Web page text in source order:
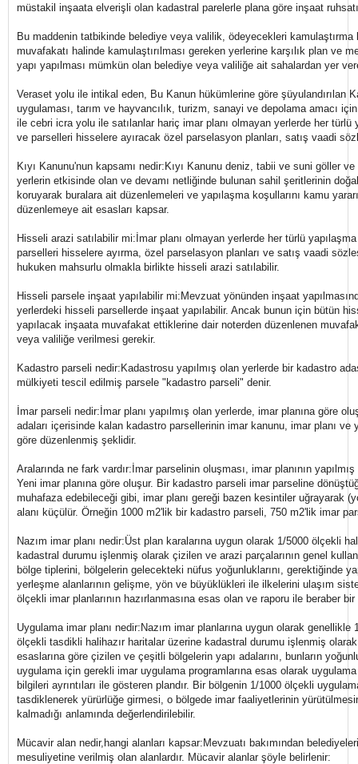
müstakil inşaata elverişli olan kadastral parelerle plana göre inşaat
Bu maddenin tatbikinde belediye veya valilik, ödeyecekleri kamulaştırma
muvafakatı halinde kamulaştırılması gereken yerlerine karşılık plan ve
yapı yapılması mümkün olan belediye veya valiliğe ait sahalardan yer
Veraset yolu ile intikal eden, Bu Kanun hükümlerine göre şüyulandırılan
uygulaması, tarım ve hayvancılık, turizm, sanayi ve depolama amacı
ile cebri icra yolu ile satılanlar hariç imar planı olmayan yerlerde her türlü
ve parselleri hisselere ayıracak özel parselasyon planları, satış vaadi
Kıyı Kanunu'nun kapsamı nedir:Kıyı Kanunu deniz, tabii ve suni göller ve
yerlerin etkisinde olan ve devamı netliğinde bulunan sahil şeritlerinin
koruyarak buralara ait düzenlemeleri ve yapılaşma koşullarını kamu
düzenlemeye ait esasları kapsar.
Hisseli arazi satılabilir mi:İmar planı olmayan yerlerde her türlü
parselleri hisselere ayırma, özel parselasyon planları ve satış vaadi
hukuken mahsurlu olmakla birlikte hisseli arazi satılabilir.
Hisseli parsele inşaat yapılabilir mi:Mevzuat yönünden inşaat
yerlerdeki hisseli parsellerde inşaat yapılabilir. Ancak bunun için bütün
yapılacak inşaata muvafakat ettiklerine dair noterden düzenlenen
veya valiliğe verilmesi gerekir.
Kadastro parseli nedir:Kadastrosu yapılmış olan yerlerde bir kadastro
mülkiyeti tescil edilmiş parsele "kadastro parseli" denir.
İmar parseli nedir:İmar planı yapılmış olan yerlerde, imar planına göre
adaları içerisinde kalan kadastro parsellerinin imar kanunu, imar planı ve
göre düzenlenmiş şeklidir.
Aralarında ne fark vardır:İmar parselinin oluşması, imar planının yapılmış
Yeni imar planına göre oluşur. Bir kadastro parseli imar parseline
muhafaza edebileceği gibi, imar planı gereği bazen kesintiler uğrayarak
alanı küçülür. Örneğin 1000 m2'lik bir kadastro parseli, 750 m2'lik imar
Nazım imar planı nedir:Üst plan karalarına uygun olarak 1/5000 ölçekli
kadastral durumu işlenmiş olarak çizilen ve arazi parçalarının genel
bölge tiplerini, bölgelerin gelecekteki nüfus yoğunluklarını, gerektiğinde
yerleşme alanlarının gelişme, yön ve büyüklükleri ile ilkelerini ulaşım
ölçekli imar planlarının hazırlanmasına esas olan ve raporu ile beraber bir
Uygulama imar planı nedir:Nazım imar planlarına uygun olarak genellikle
ölçekli tasdikli halihazır haritalar üzerine kadastral durumu işlenmiş
esaslarına göre çizilen ve çeşitli bölgelerin yapı adalarını, bunların
uygulama için gerekli imar uygulama programlarına esas olarak uygulama
bilgileri ayrıntıları ile gösteren plandır. Bir bölgenin 1/1000 ölçekli
tasdiklenerek yürürlüğe girmesi, o bölgede imar faaliyetlerinin
kalmadığı anlamında değerlendirilebilir.
Mücavir alan nedir,hangi alanları kapsar:Mevzuatı bakımından
mesuliyetine verilmiş olan alanlardır. Mücavir alanlar şöyle belirlenir: